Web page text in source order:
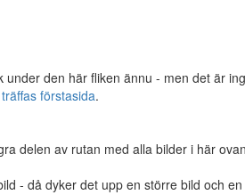
under den här fliken ännu - men det är
förstasida.
delen av rutan med alla bilder i här
- då dyker det upp en större bild och